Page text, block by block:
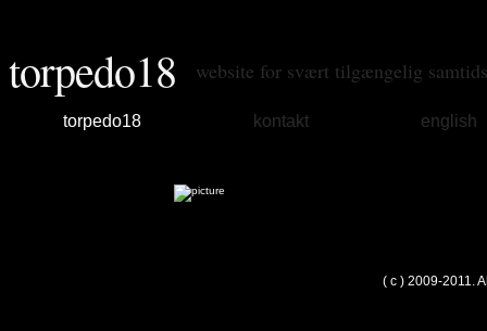
torpedo18 website for svært tilgængelig
torpedo18 kontakt english
( c ) 2009-2011.